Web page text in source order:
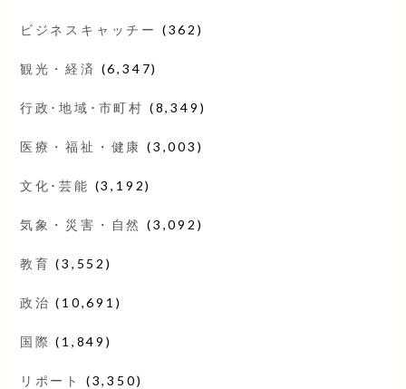
ビジネスキャッチー (362)
観光・経済 (6,347)
行政･地域･市町村 (8,349)
医療・福祉・健康 (3,003)
文化･芸能 (3,192)
気象・災害・自然 (3,092)
教育 (3,552)
政治 (10,691)
国際 (1,849)
リポート (3,350)